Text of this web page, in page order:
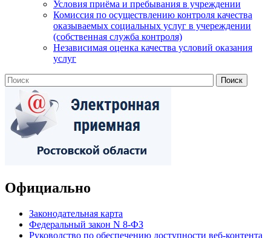
Условия приёма и пребывания в учреждении
Комиссия по осуществлению контроля качества
оказываемых социальных услуг в учереждении
(собственная служба контроля)
Независимая оценка качества условий оказания
услуг
Официально
Законодательная карта
Федеральный закон N 8-ФЗ
Руководство по обеспечению доступности веб-контента